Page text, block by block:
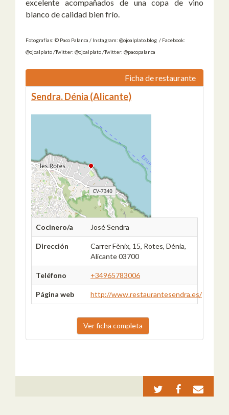
excelente acompañados de una copa de vino
blanco de calidad bien frío.
Fotografías: © Paco Palanca / Instagram: @ojoalplato.blog / Facebook:
@ojoalplato /Twitter: @ojoalplato /Twitter: @pacopalanca
Ficha de restaurante
Sendra. Dénia (Alicante)
Cocinero/a José Sendra
Dirección
Carrer Fènix, 15, Rotes, Dénia,
Alicante 03700
Teléfono +34965783006
Página web http://www.restaurantesendra.es/
Ver ficha completa